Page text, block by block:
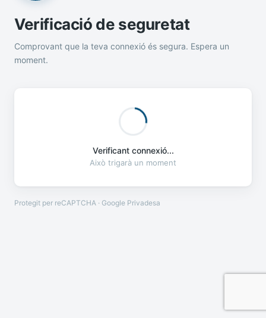
Verificació de seguretat
Comprovant que la teva connexió és segura. Espera un
moment.
Verificant connexió...
Això trigarà un moment
Protegit per reCAPTCHA · Google Privadesa